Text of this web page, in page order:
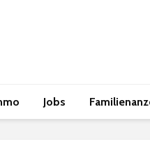
Jobs